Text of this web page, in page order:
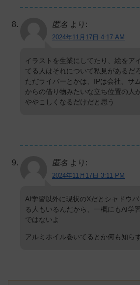
匿名 より:
2024年11月17日 4:17 AM
イラストを生業にしてたり、絵をア
てる人はそれについて私見があるだ
ただライバーとかは、IPは会社、サ
からの借り物みたいな立ち位置の人
ややこしくなるだけだと思う
匿名 より:
2024年11月17日 3:11 PM
AI学習以外に現状のXだとシャドウ
る人もいるんだから、一概にもAI学
ではないよ
アルミホイル巻いてるとか何も知ら